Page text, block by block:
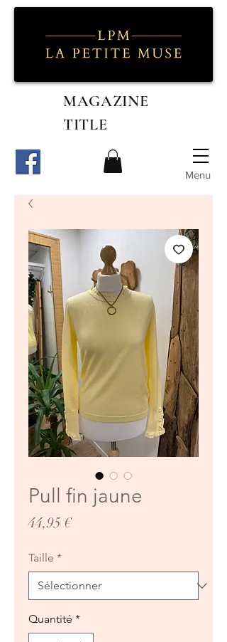
Menu
MAGAZINE
TITLE
Pull fin jaune
44,95 €Prix
Taille *
Quantité *